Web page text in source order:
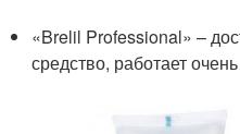
«Brelil Professional» –
средство, работает